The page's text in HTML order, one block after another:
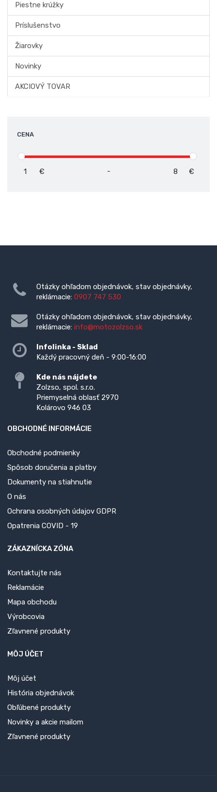
Piestne krúžky
Príslušenstvo
Žiarovky
Novinky
AKCIOVÝ TOVAR
CENA
€ - €
Otázky ohľadom objednávok, stav objednávky,
reklámacie: 0907 747 530
Otázky ohľadom objednávok, stav objednávky,
reklámacie: info@motozolzso.sk
Infolinka - Sklad
Každý pracovný deň - 9:00-16:00
Kde nás nájdete
Zolzso, spol. s.r.o.
Priemyselná oblasť 2970
Kolárovo 946 03
OBCHODNÉ INFORMÁCIE
Obchodné podmienky
Spôsob doručenia a platby
Dokumenty na stiahnutie
O nás
Ochrana osobných údajov GDPR
Opatrenia COVID - 19
ZÁKAZNÍCKA ZÓNA
Kontaktujte nás
Reklamácie
Mapa obchodu
Výrobcovia
Zľavnené produkty
MÔJ ÚČET
Môj účet
História objednávok
Obľúbené produkty
Novinky a akcie mailom
Zľavnené produkty